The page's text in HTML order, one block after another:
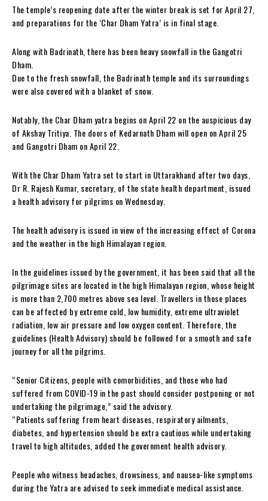
The temple’s reopening date after the winter break is set for April 27,
and preparations for the ‘Char Dham Yatra’ is in final stage.
Along with Badrinath, there has been heavy snowfall in the Gangotri
Dham.
Due to the fresh snowfall, the Badrinath temple and its surroundings
were also covered with a blanket of snow.
Notably, the Char Dham yatra begins on April 22 on the auspicious day
of Akshay Tritiya. The doors of Kedarnath Dham will open on April 25
and Gangotri Dham on April 22.
With the Char Dham Yatra set to start in Uttarakhand after two days,
Dr R. Rajesh Kumar, secretary, of the state health department, issued
a health advisory for pilgrims on Wednesday.
The health advisory is issued in view of the increasing effect of Corona
and the weather in the high Himalayan region.
In the guidelines issued by the government, it has been said that all the
pilgrimage sites are located in the high Himalayan region, whose height
is more than 2,700 metres above sea level. Travellers in those places
can be affected by extreme cold, low humidity, extreme ultraviolet
radiation, low air pressure and low oxygen content. Therefore, the
guidelines (Health Advisory) should be followed for a smooth and safe
journey for all the pilgrims.
“Senior Citizens, people with comorbidities, and those who had
suffered from COVID-19 in the past should consider postponing or not
undertaking the pilgrimage,” said the advisory.
“Patients suffering from heart diseases, respiratory ailments,
diabetes, and hypertension should be extra cautious while undertaking
travel to high altitudes, added the government health advisory.
People who witness headaches, drowsiness, and nausea-like symptoms
during the Yatra are advised to seek immediate medical assistance.